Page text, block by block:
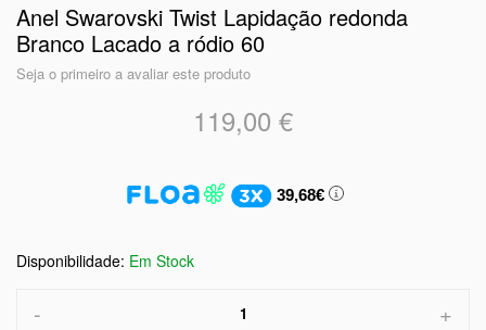
Anel Swarovski Twist Lapidação redonda
Branco Lacado a ródio 60
Seja o primeiro a avaliar este produto
119,00 €
39,68€
Em Stock
- +